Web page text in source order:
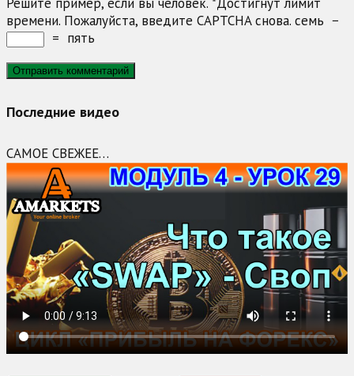
времени. Пожалуйста, введите CAPTCHA снова. семь −
= пять
Последние видео
САМОЕ СВЕЖЕЕ…